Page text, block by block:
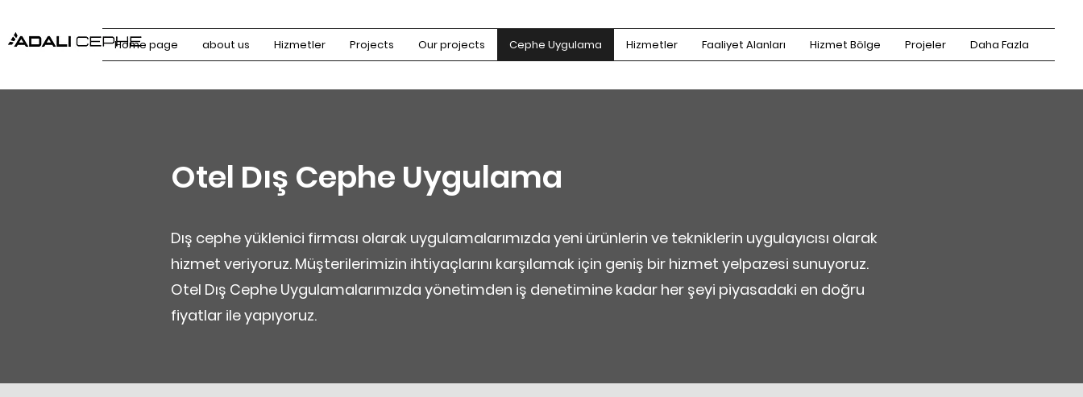
Home page about us Hizmetler Projects Our projects Cephe Uygulama Hizmetler Faaliyet Alanları Hizmet Bölge Projeler Daha Fazla
Otel Dış Cephe Uygulama
Dış cephe yüklenici firması olarak uygulamalarımızda yeni ürünlerin ve tekniklerin uygulayıcısı olarak
hizmet veriyoruz. Müşterilerimizin ihtiyaçlarını karşılamak için geniş bir hizmet yelpazesi sunuyoruz.
Otel Dış Cephe Uygulamalarımızda yönetimden iş denetimine kadar her şeyi piyasadaki en doğru
fiyatlar ile yapıyoruz.